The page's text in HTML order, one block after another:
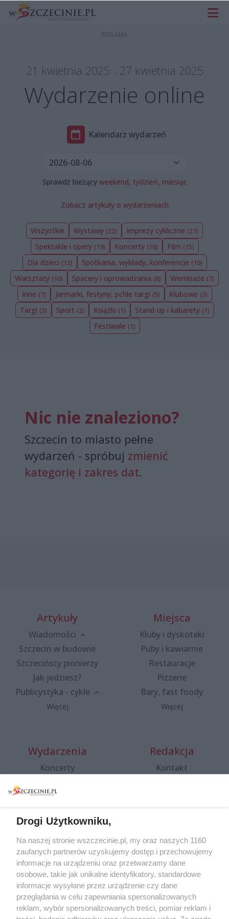
21 kwietnia 2025 - 27 kwietnia 2025
Wydarzenie online
Kalendarz wydarzeń
Sprawdź bieżący weekend, tydzień, miesiąc
Zobacz artykuły o wydarzeniach
Wszystkie Wystawy (22) Imprezy cykliczne (21)
Spektakle i opery (19) Koncerty (16) Film (15)
Dla dzieci (13) Spotkania, wykłady, konferencje (10)
Warsztaty (10) Spacery i oprowadzania (8) Wernisaże (7)
Inne (7) Jarmarki, festyny, pchle targi (5) Klubowe (3)
Targi (3) Sport (2) Książki (1) Stand-up i kabarety (1)
Festiwale (1)
Nic nie znaleziono?
Szczecin to miasto pełne
wydarzeń - spróbuj zmienić
kategorię i zakres dat.
Artykuły
Wiadomości
Szczecin w budowie
Szczecińscy pionierzy
Jak jedziesz?
Publicystyka - cykle
Więcej
Miejsca
Kluby i dyskoteki
Puby i kawiarnie
Restauracje
Pizzerie
Bary, fast foody
Więcej
Wydarzenia
Koncerty
Spacery i oprowadzania
targi
Wernisaże
Więcej
Redakcja
Kontakt
Specjalny koncert z okazji
20. urodzin portalu
wSzczecinie.pl
Regulamin konkursów
śniadaniówka "Hej
Szczecin! Jest piątek!"
Drogi Użytkowniku,
Na naszej stronie wszczecinie.pl, my oraz naszych 1160
zaufanych partnerów uzyskujemy dostęp i przechowujemy
informacje na urządzeniu oraz przetwarzamy dane
osobowe, takie jak unikalne identyfikatory, standardowe
informacje wysyłane przez urządzenie czy dane
przeglądania w celu zapewniania spersonalizowanych
reklam, wybór spersonalizowanych treści, pomiar reklam i